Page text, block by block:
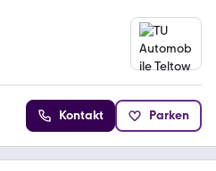
Kontakt Parken